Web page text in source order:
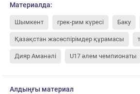
Материалда:
Шымкент грек-рим күресі Баку
Қазақстан жасөспірімдер құрамасы
Дияр Аманәлі U17 әлем чемпионаты
Алдыңғы материал